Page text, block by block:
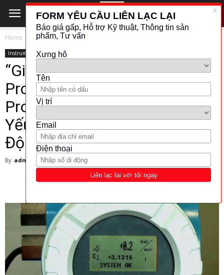
Home Instrument
Instrument
“Giải mã Mã Truy Cập:
Promag 53, Promass 83,
Prosonic 93 – Công Cụ Thiết
Yếu Cho Thí Nghiệm và Tự
Động Hóa Công Nghiệp”
By admin 9 April 2025